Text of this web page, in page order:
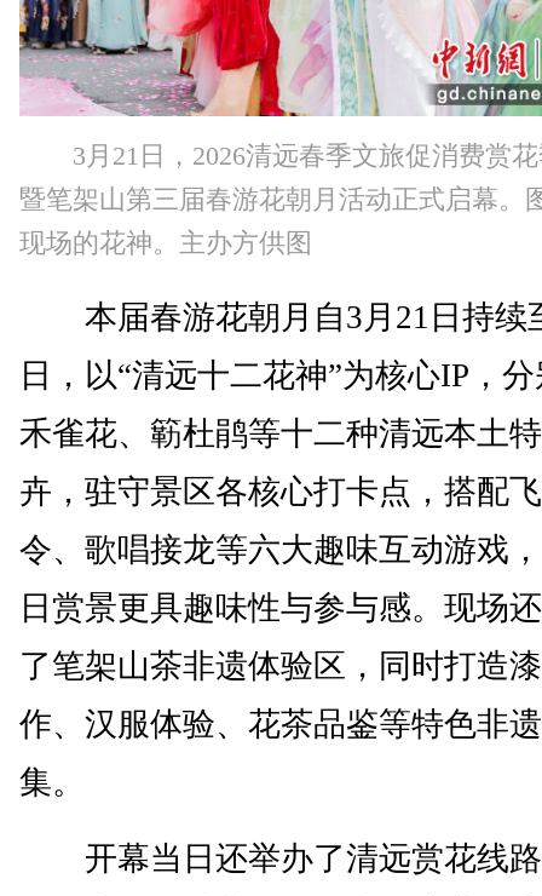
3月21日，2026清远春季文旅促消费赏
暨笔架山第三届春游花朝月活动正式启幕。
现场的花神。主办方供图
本届春游花朝月自3月21日持续
日，以“清远十二花神”为核心IP，
禾雀花、簕杜鹃等十二种清远本土
卉，驻守景区各核心打卡点，搭配
令、歌唱接龙等六大趣味互动游戏
日赏景更具趣味性与参与感。现场
了笔架山茶非遗体验区，同时打造
作、汉服体验、花茶品鉴等特色非
集。
开幕当日还举办了清远赏花线